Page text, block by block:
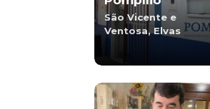
São Vicente e
Ventosa, Elvas